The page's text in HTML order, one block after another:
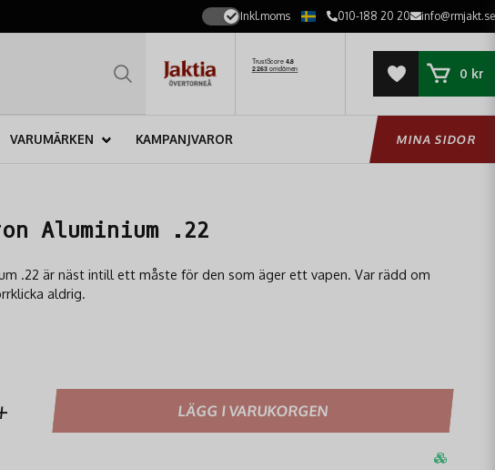
Inkl.moms 010-188 20 20 info@rmjakt.se
0 kr
VARUMÄRKEN KAMPANJVAROR MINA SIDOR
Aluminium .22
.22 är näst intill ett måste för den som äger ett vapen. Var rädd om
aldrig.
LÄGG I VARUKORGEN